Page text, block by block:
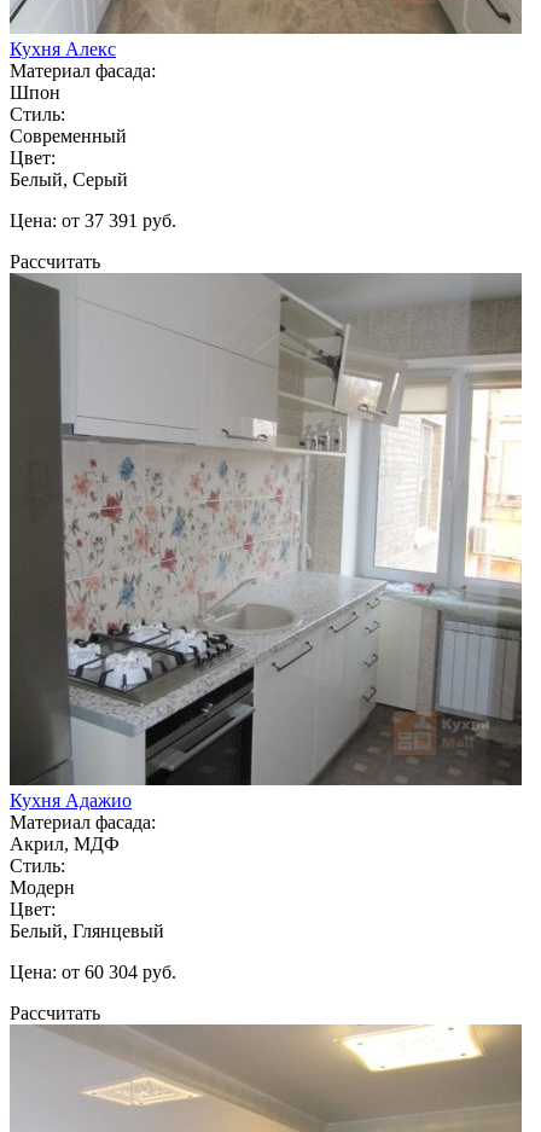
Кухня Алекс
Материал фасада:
Шпон
Стиль:
Современный
Цвет:
Белый, Серый
Цена: от 37 391 руб.
Рассчитать
Кухня Адажио
Материал фасада:
Акрил, МДФ
Стиль:
Модерн
Цвет:
Белый, Глянцевый
Цена: от 60 304 руб.
Рассчитать